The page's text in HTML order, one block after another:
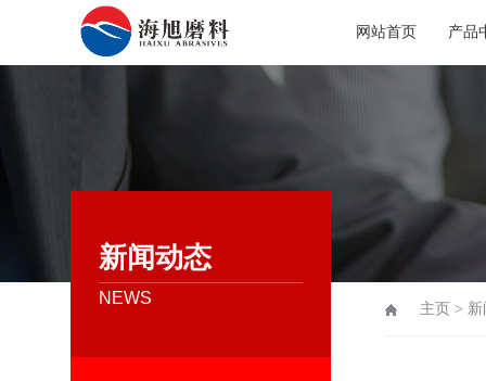
网站首页 产品
新闻动态
NEWS
主页 >